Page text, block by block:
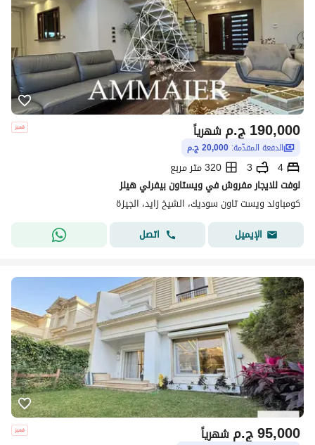
ج.م190,000 شهرياً
الدفعة المقدّمة: 20,000 ج.م
4
3
320 متر مربع
لوفت للايجار مفروش في ويستاون بيفرلي هيلز
كومباوند ويست تاون سوديك، الشيخ زايد، الجيزة
الإيميل
اتصل
ج.م95,000 شهرياً